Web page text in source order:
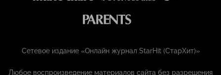
Сетевое издание «Онлайн журнал StarHit (СтарХит)»
Любое воспроизведение материалов сайта без разрешения